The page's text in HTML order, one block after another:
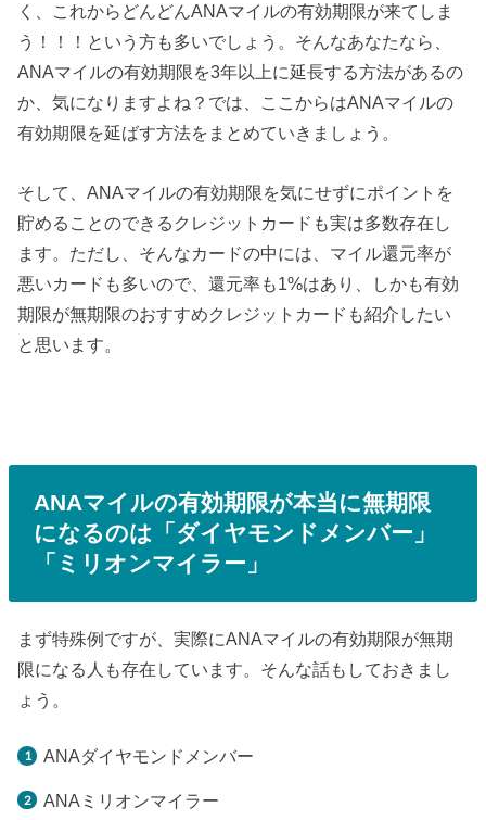
く、これからどんどんANAマイルの有効期限が来てしま
う！！！という方も多いでしょう。そんなあなたなら、
ANAマイルの有効期限を3年以上に延長する方法があるの
か、気になりますよね？では、ここからはANAマイルの
有効期限を延ばす方法をまとめていきましょう。
そして、ANAマイルの有効期限を気にせずにポイントを
貯めることのできるクレジットカードも実は多数存在し
ます。ただし、そんなカードの中には、マイル還元率が
悪いカードも多いので、還元率も1%はあり、しかも有効
期限が無期限のおすすめクレジットカードも紹介したい
と思います。
ANAマイルの有効期限が本当に無期限
になるのは「ダイヤモンドメンバー」
「ミリオンマイラー」
まず特殊例ですが、実際にANAマイルの有効期限が無期
限になる人も存在しています。そんな話もしておきまし
ょう。
ANAダイヤモンドメンバー
ANAミリオンマイラー